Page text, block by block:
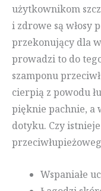
użytkownikom
i zdrowe są włosy
przekonujący dla
prowadzi to do
szamponu
cierpią z powodu
pięknie pachnie, a
dotyku. Czy
Wspaniałe